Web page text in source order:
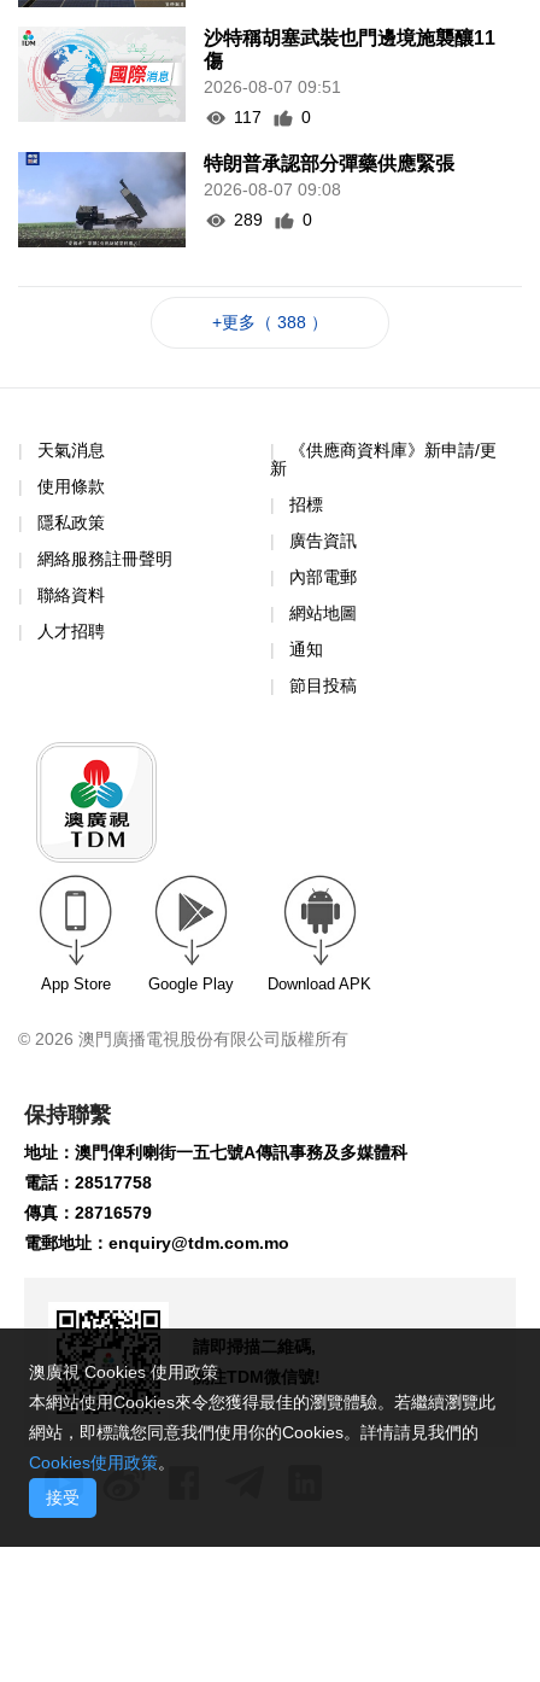
沙特稱胡塞武裝也門邊境施襲釀11
傷
2026-08-07 09:51
117
0
特朗普承認部分彈藥供應緊張
2026-08-07 09:08
289
0
+更多（ 388 ）
天氣消息
使用條款
隱私政策
網絡服務註冊聲明
聯絡資料
人才招聘
《供應商資料庫》新申請/更
新
招標
廣告資訊
內部電郵
網站地圖
通知
節目投稿
App Store Google Play Download APK
© 2026 澳門廣播電視股份有限公司版權所有
保持聯繫
地址：澳門俾利喇街一五七號A傳訊事務及多媒體科
電話：28517758
傳真：28716579
電郵地址： enquiry@tdm.com.mo
請即掃描二維碼,
關注TDM微信號!
澳廣視 Cookies 使用政策
本網站使用Cookies來令您獲得最佳的瀏覽體驗。若繼續瀏覽此
網站，即標識您同意我們使用你的Cookies。詳情請見我們的
Cookies使用政策。
接受